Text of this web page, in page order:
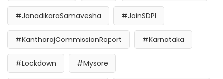
#JanadikaraSamavesha #JoinSDPI
#KantharajCommissionReport #Karnataka
#Lockdown #Mysore